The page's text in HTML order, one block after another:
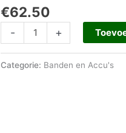
€62.50
- +
Categorie: Banden en Accu's